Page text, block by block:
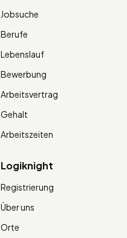
Jobsuche
Berufe
Lebenslauf
Bewerbung
Arbeitsvertrag
Gehalt
Arbeitszeiten
Logiknight
Registrierung
Über uns
Orte